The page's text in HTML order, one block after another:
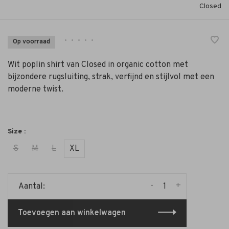
Closed
Op voorraad • • • • •
Wit poplin shirt van Closed in organic cotton met
bijzondere rugsluiting, strak, verfijnd en stijlvol met een
moderne twist.
Size :
S M L XL
Aantal: +
-
Toevoegen aan winkelwagen